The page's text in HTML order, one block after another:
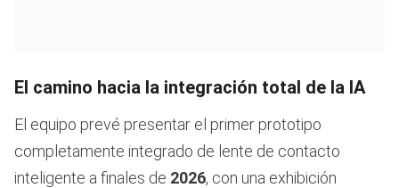
El camino hacia la integración total de la IA
El equipo prevé presentar el primer prototipo
completamente integrado de lente de contacto
inteligente a finales de 2026, con una exhibición